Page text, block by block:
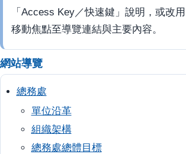
「Access Key／快速鍵」說明，或改用
移動焦點至導覽連結與主要內容。
網站導覽
總務處
單位沿革
組織架構
總務處總體目標